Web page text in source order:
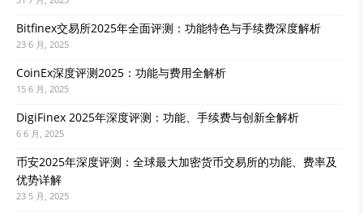
Bitfinex交易所2025年全面评测：功能特色与手续费深度解析
23 6 月, 2025
CoinEx深度评测2025：功能与费用全解析
15 6 月, 2025
DigiFinex 2025年深度评测：功能、手续费与创新全解析
6 6 月, 2025
币安2025年深度评测：全球最大加密货币交易所的功能、费率及
优势详解
23 5 月, 2025